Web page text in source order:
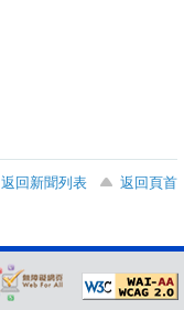
返回新聞列表
返回頁首